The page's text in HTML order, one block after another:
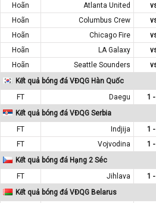
Hoãn
Atlanta United
Hoãn
Columbus Crew
Hoãn
Chicago Fire
Hoãn
LA Galaxy
Hoãn
Seattle Sounders
Kết quả bóng đá VĐQG Hàn Quốc
FT
Daegu 1 -
Kết quả bóng đá VĐQG Serbia
FT
Indjija 1
FT
Vojvodina 1 -
Kết quả bóng đá Hạng 2 Séc
FT
Jihlava 1
Kết quả bóng đá VĐQG Belarus